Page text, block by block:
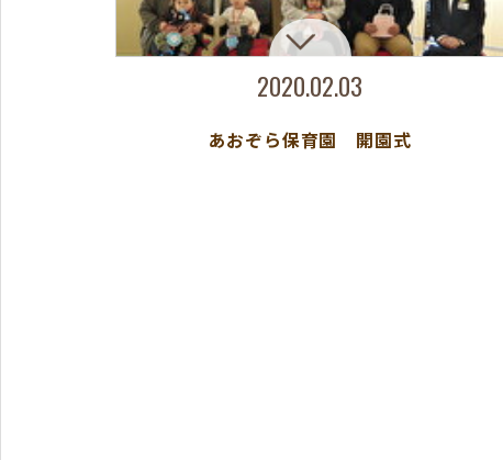
2020.02.03
あおぞら保育園 開園式